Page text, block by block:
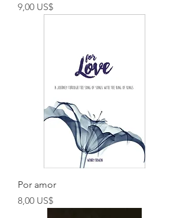
Preço
9,00 US$
Por amor
Preço
8,00 US$